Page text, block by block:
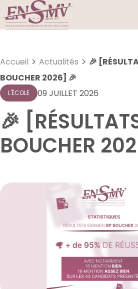
Accueil > Actualités > 🎉
BOUCHER 2026] 🎉
L'ÉCOLE 09 JUILLET 2026
🎉
BOUCHER